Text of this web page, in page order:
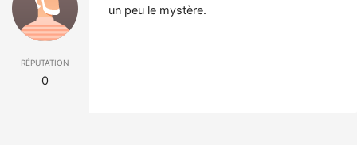
réputation
0
un peu le mystère.